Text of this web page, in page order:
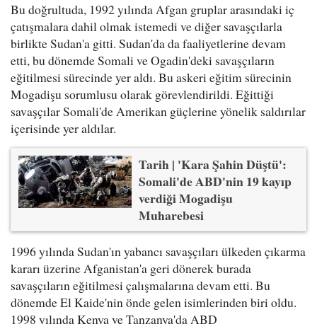
Bu doğrultuda, 1992 yılında Afgan gruplar arasındaki iç
çatışmalara dahil olmak istemedi ve diğer savaşçılarla
birlikte Sudan'a gitti. Sudan'da da faaliyetlerine devam
etti, bu dönemde Somali ve Ogadin'deki savaşçıların
eğitilmesi sürecinde yer aldı. Bu askeri eğitim sürecinin
Mogadişu sorumlusu olarak görevlendirildi. Eğittiği
savaşçılar Somali'de Amerikan güçlerine yönelik saldırılar
içerisinde yer aldılar.
Tarih | 'Kara Şahin Düştü':
Somali'de ABD'nin 19 kayıp
verdiği Mogadişu
Muharebesi
1996 yılında Sudan'ın yabancı savaşçıları ülkeden çıkarma
kararı üzerine Afganistan'a geri dönerek burada
savaşçıların eğitilmesi çalışmalarına devam etti. Bu
dönemde El Kaide'nin önde gelen isimlerinden biri oldu.
1998 yılında Kenya ve Tanzanya'da ABD